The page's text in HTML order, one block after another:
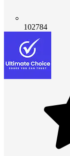
102784